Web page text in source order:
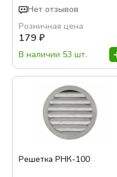
Нет отзывов
Розничная цена
179 ₽
В наличии 53 шт.
Решетка РНК-100